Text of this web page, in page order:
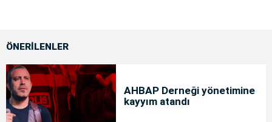
ÖNERİLENLER
AHBAP Derneği yönetimine
kayyım atandı